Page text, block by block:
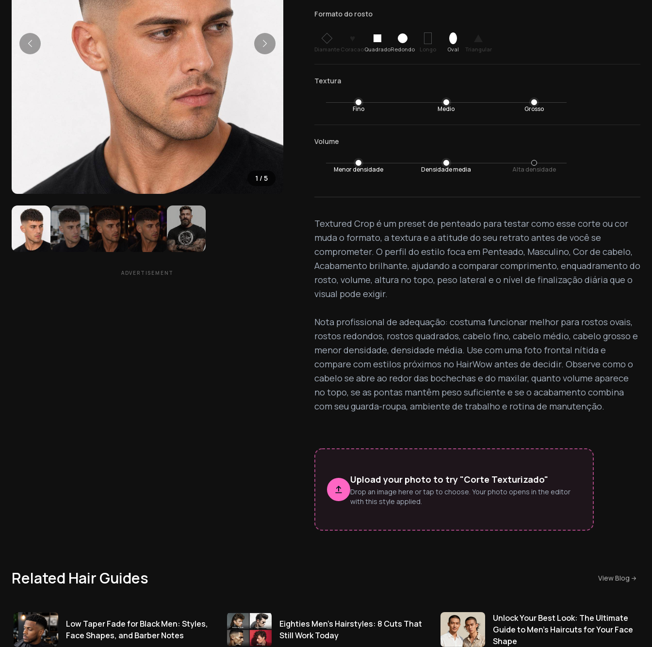
1 / 5
ADVERTISEMENT
Formato do rosto
Diamante CoracaoQuadradoRedondo Longo Oval Triangular
Textura
Fino Medio Grosso
Volume
Menor densidade Densidade media Alta densidade
Textured Crop é um preset de penteado para testar como esse corte ou cor
muda o formato, a textura e a atitude do seu retrato antes de você se
comprometer. O perfil do estilo foca em Penteado, Masculino, Cor de cabelo,
Acabamento brilhante, ajudando a comparar comprimento, enquadramento do
rosto, volume, altura no topo, peso lateral e o nível de finalização diária que o
visual pode exigir.
Nota profissional de adequação: costuma funcionar melhor para rostos ovais,
rostos redondos, rostos quadrados, cabelo fino, cabelo médio, cabelo grosso e
menor densidade, densidade média. Use com uma foto frontal nítida e
compare com estilos próximos no HairWow antes de decidir. Observe como o
cabelo se abre ao redor das bochechas e do maxilar, quanto volume aparece
no topo, se as pontas mantêm peso suficiente e se o acabamento combina
com seu guarda-roupa, ambiente de trabalho e rotina de manutenção.
Upload your photo to try "Corte Texturizado"
Drop an image here or tap to choose. Your photo opens in the editor
with this style applied.
Related Hair Guides View Blog
Low Taper Fade for Black Men: Styles,
Face Shapes, and Barber Notes
Eighties Men’s Hairstyles: 8 Cuts That
Still Work Today
Unlock Your Best Look: The Ultimate
Guide to Men's Haircuts for Your Face
Shape